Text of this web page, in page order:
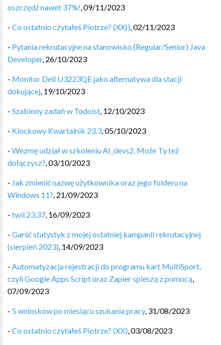
oszczędź nawet 37%!,09/11/2023
- Co ostatnio czytałeś Piotrze? (XXI),02/11/2023
- Pytania rekrutacyjne na stanowisko (Regular/Senior) Java
Developer, 26/10/2023
- Monitor Dell U3223QE jako alternatywa dla stacji
dokującej, 19/10/2023
- Szablony zadań w Todoist, 12/10/2023
- Klockowy Kwartalnik 23.3,05/10/2023
- Wezmę udział w szkoleniu AI_devs2. Może Ty też
dołączysz?,03/10/2023
- Jak zmienić nazwę użytkownika oraz jego folderu na
Windows 11?, 21/09/2023
- twil.23.37, 16/09/2023
- Garść statystyk z mojej ostatniej kampanii rekrutacyjnej
(sierpień 2023), 14/09/2023
- Automatyzacja rejestracji do programu kart MultiSport,
czyli Google Apps Script oraz Zapier spieszą z pomocą,
07/09/2023
- 5 wniosków po miesiącu szukania pracy, 31/08/2023
- Co ostatnio czytałeś Piotrze? (XX),03/08/2023